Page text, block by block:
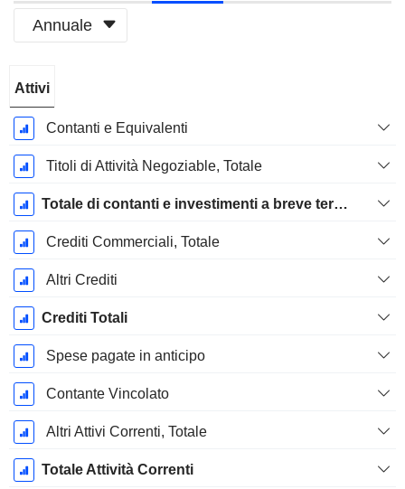
Annuale
Fiscale:
Dicembre
Attivi
Contanti e Equivalenti
Titoli di Attività Negoziable, Totale
Totale di contanti e investimenti a breve termine
Crediti Commerciali, Totale
Altri Crediti
Crediti Totali
Spese pagate in anticipo
Contante Vincolato
Altri Attivi Correnti, Totale
Totale Attività Correnti